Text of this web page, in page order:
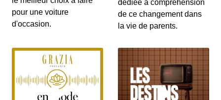
pour une voiture
d'occasion.
dédiée à compréhension
de ce changement dans
la vie de parents.